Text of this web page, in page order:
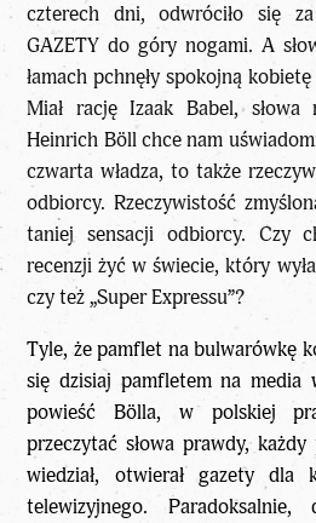
czterech dni, odwróciło się
GAZETY do góry nogami. A
łamach pchnęły spokojną
Miał rację Izaak Babel,
Heinrich Böll chce nam
czwarta władza, to także
odbiorcy. Rzeczywistość
taniej sensacji odbiorcy. Czy
recenzji żyć w świecie, który
czy też „Super Expressu”?
Tyle, że pamflet na bulwarówkę
się dzisiaj pamfletem na media
powieść Bölla, w polskiej
przeczytać słowa prawdy,
wiedział, otwierał gazety dla
telewizyjnego.